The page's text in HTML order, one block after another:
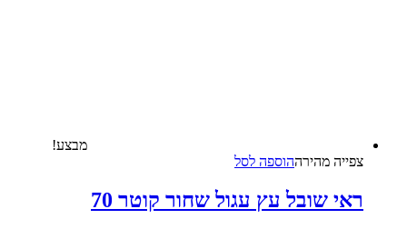
מבצע!
צפייה‬ ‫מהירה‬הוספה לסל
ראי שובל עץ עגול שחור קוטר 70